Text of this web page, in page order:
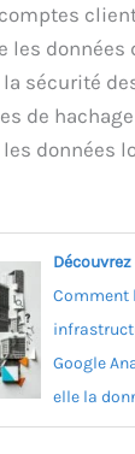
les données
sécurité
de
données
Comment
Google
elle la